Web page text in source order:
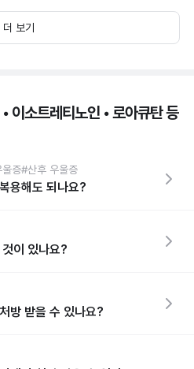
더 보기
이소트레티노인 • 로아큐탄 등
증#산후 우울증
용해도 되나요?
이 있나요?
방 받을 수 있나요?